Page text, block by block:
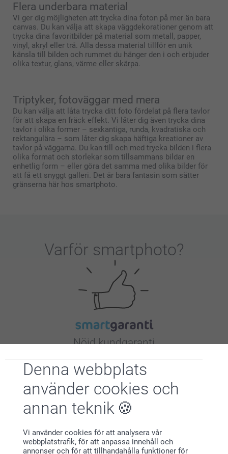
Denna webbplats
använder cookies och
annan teknik
Vi använder cookies för att analysera vår
webbplatstrafik, för att anpassa innehåll och
annonser och för att tillhandahålla funktioner för
Flera underbara material
Vi ger dig möjligheten att trycka dina foton på mer än bara
canvas. Du kan välja att skapa väggdekorationer genom att
trycka dina favoritbilder på material som metall, papper,
vinyl, akryl eller trä. Alla dessa material tillför en unik
känsla till bilden och rummet du hänger den i och erbjuder
olika textur, glans, värme eller skärpa.
Triptyker, fotoväggar med mera
Du kan välja att låta trycka ditt foto fördelat på flera tavlor
för att skapa en fräck effekt. Vi låter dig även trycka dina
tavlor i olika former – sexkantiga, runda, kvadratiska och
rektangulära – som låter dig skapa häftiga kreationer av
tavlor på väggarna. Du kan till och med trycka bilden i flera
olika format och storlekar som tillsammans bildar en
enhetlig form – eller göra det samma med olika bilder för
att få ett snyggt galleri. Det är bara fantasin som sätter
gränserna här hos smartphoto.
Varför smartphoto?
Nöjd kundgaranti
Bonus på alla dina köp